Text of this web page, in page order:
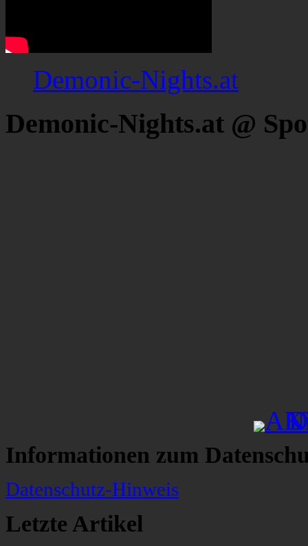
Demonic-Nights.at
Demonic-Nights.at @
Informationen zum
Datenschutz-Hinweis
Letzte Artikel